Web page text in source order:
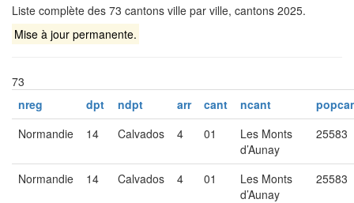
Liste complète des 73 cantons ville par ville, cantons 2025.
Mise à jour permanente.
73
nreg
dpt ndpt arr cant ncant
Normandie
14 Calvados 4 01
Les Monts
d’Aunay
25583
Normandie 14 Calvados 4 01
Les Monts
d’Aunay
25583